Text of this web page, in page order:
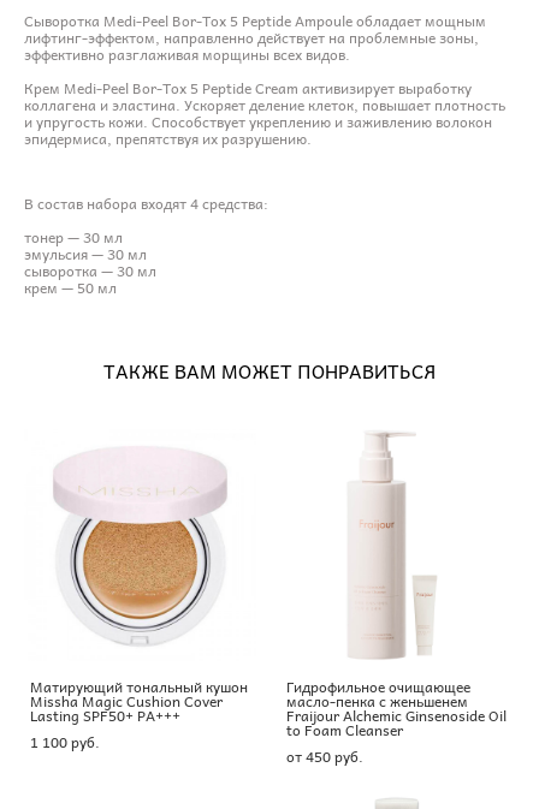
Сыворотка Medi-Peel Bor-Tox 5 Peptide Ampoule обладает мощным
лифтинг-эффектом, направленно действует на проблемные зоны,
эффективно разглаживая морщины всех видов.
Крем Medi-Peel Bor-Tox 5 Peptide Cream активизирует выработку
коллагена и эластина. Ускоряет деление клеток, повышает плотность
и упругость кожи. Способствует укреплению и заживлению волокон
эпидермиса, препятствуя их разрушению.
В состав набора входят 4 средства:
тонер — 30 мл
эмульсия — 30 мл
сыворотка — 30 мл
крем — 50 мл
ТАКЖЕ ВАМ МОЖЕТ ПОНРАВИТЬСЯ
Матирующий тональный кушон
Missha Magic Cushion Cover
Lasting SPF50+ PA+++
1 100 pуб.
Гидрофильное очищающее
масло-пенка с женьшенем
Fraijour Alchemic Ginsenoside Oil
to Foam Cleanser
от 450 pуб.